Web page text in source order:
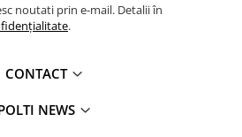
noutati prin e-mail. Detalii în
.
CONTACT
NEWS